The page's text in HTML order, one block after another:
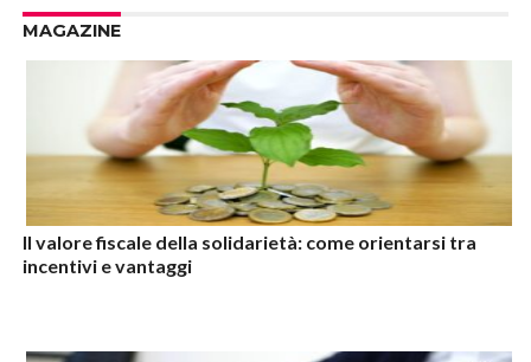
MAGAZINE
Il valore fiscale della solidarietà: come orientarsi tra
incentivi e vantaggi